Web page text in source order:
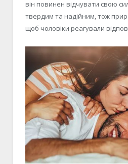
він повинен відчувати свою
твердим та надійним, тож
щоб чоловіки реагували